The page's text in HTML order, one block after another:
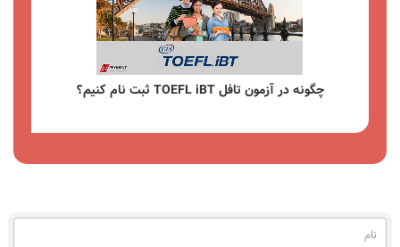
چگونه در آزمون تافل TOEFL iBT ثبت نام کنیم؟
نام